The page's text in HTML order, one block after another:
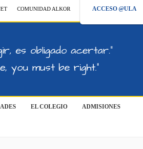
COMUNIDAD ALKOR ACCESO @ULA
es obligado acertar."
you must be right."
EL COLEGIO ADMISIONES